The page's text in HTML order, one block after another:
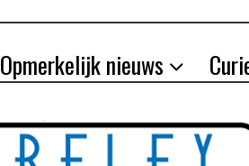
Opmerkelijk nieuws